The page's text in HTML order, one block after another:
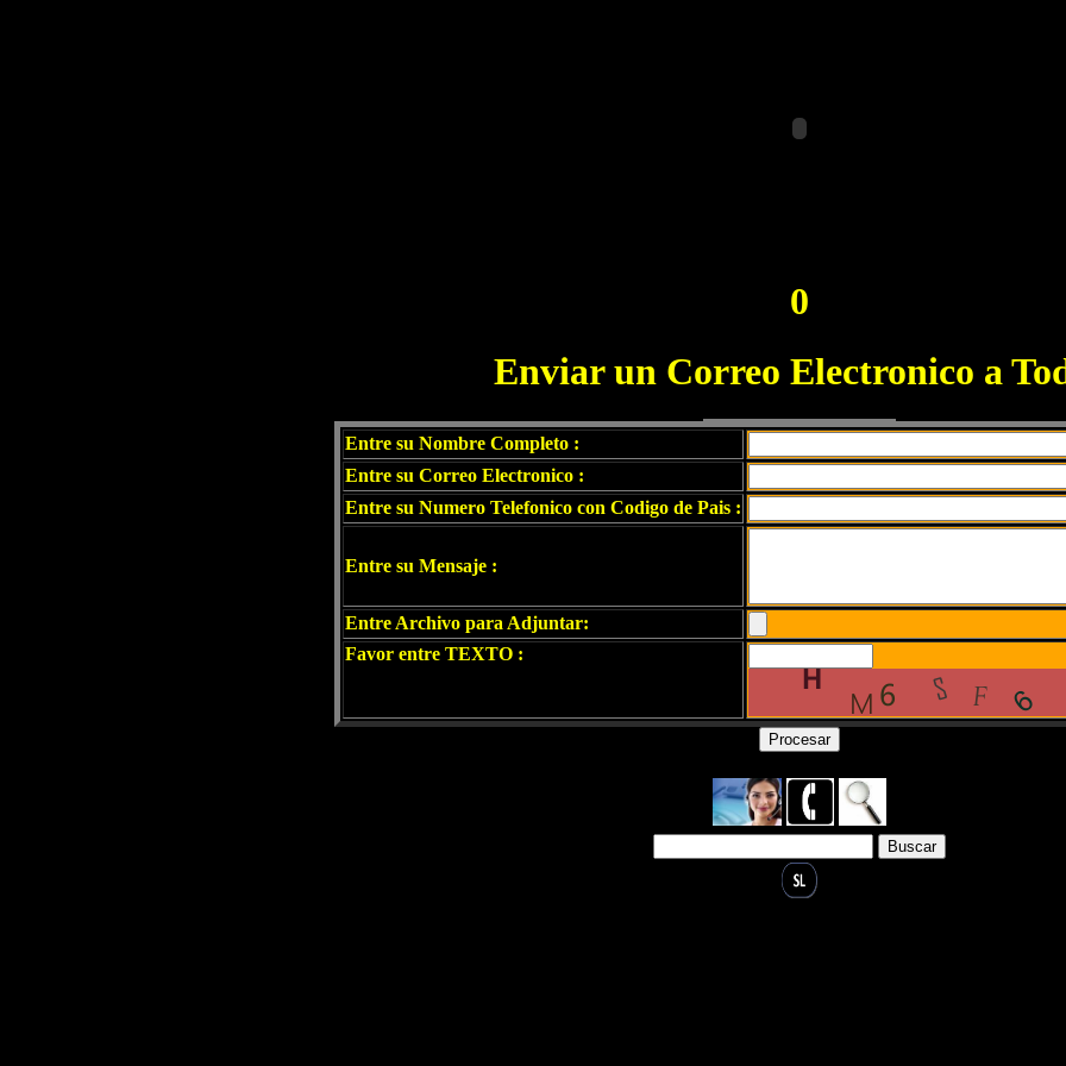
0
Enviar un Correo Electronico a
Entre su Nombre Completo :
Entre su Correo Electronico :
Entre su Numero Telefonico con Codigo de Pais :
Entre su Mensaje :
Entre Archivo para Adjuntar:
Favor entre TEXTO :